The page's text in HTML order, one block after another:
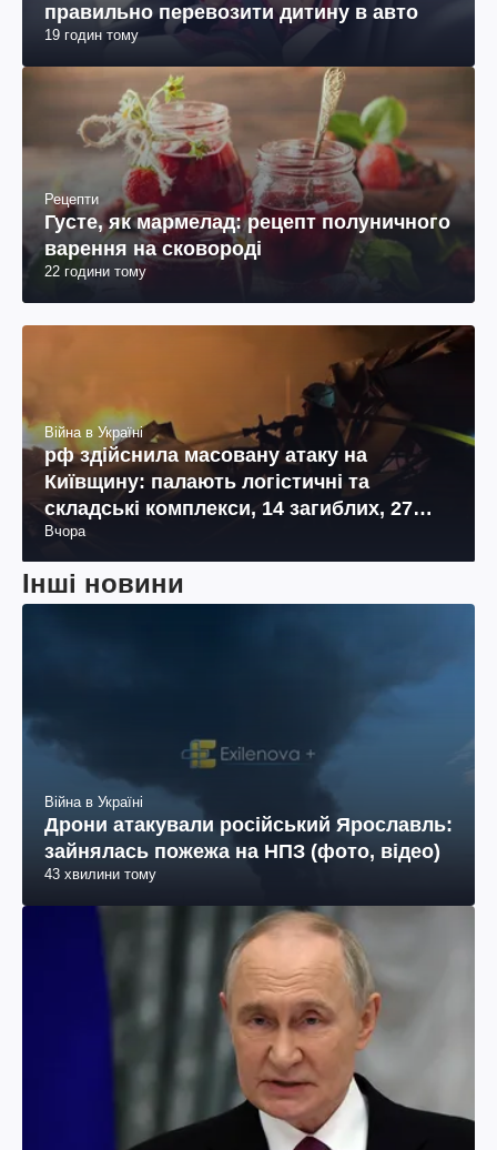
правильно перевозити дитину в авто
19 годин тому
Рецепти
Густе, як мармелад: рецепт полуничного
варення на сковороді
22 години тому
Війна в Україні
рф здійснила масовану атаку на
Київщину: палають логістичні та
складські комплекси, 14 загиблих, 27
поранених (фото, відео)
Вчора
Інші новини
Війна в Україні
Дрони атакували російський Ярославль:
зайнялась пожежа на НПЗ (фото, відео)
43 хвилини тому